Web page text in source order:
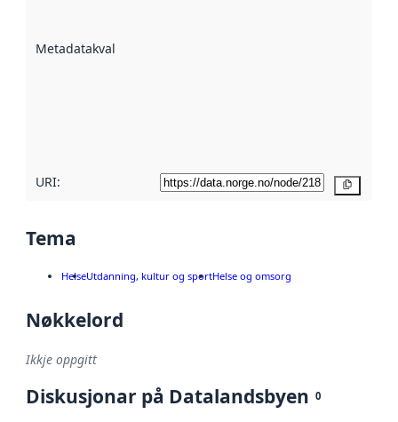
Metadatakvalitet
URI:
Tema
HelseUtdanning, kultur og sportHelse og omsorg
Nøkkelord
Ikkje oppgitt
Diskusjonar på Datalandsbyen 0